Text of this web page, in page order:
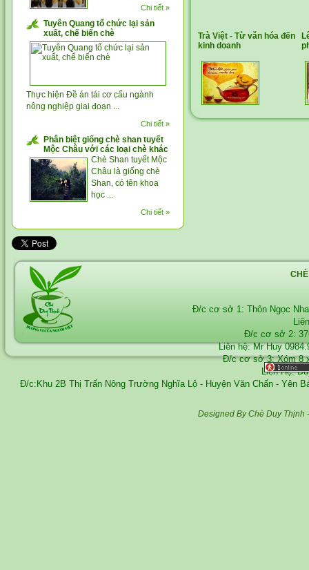
Chi tiết »
Tuyên Quang tổ chức lại sản
xuất, chế biến chè
Thực hiện Đề án tái cơ cấu ngành
nông nghiệp giai đoạn ...
Chi tiết »
Phân biệt giống chè shan tuyết
Mộc Châu với các loại chè khác
Chè Shan tuyết Mộc
Châu là giống chè
Shan, có tên khoa
học ...
Chi tiết »
Trà Việt - Từ văn hóa đến
kinh doanh
Đ/c cơ sở 1: Thôn Ngọc
Đ/c cơ sở 2:
Liên hệ: Mr Huy
Đ/c cơ sở 3: Xóm 8
Liên Hệ:
Đ/c:Khu 2B Thị Trấn Nông Trường Nghĩa Lộ - Huyện Văn Chấn - Yên
Designed By Chè Duy Thịnh -